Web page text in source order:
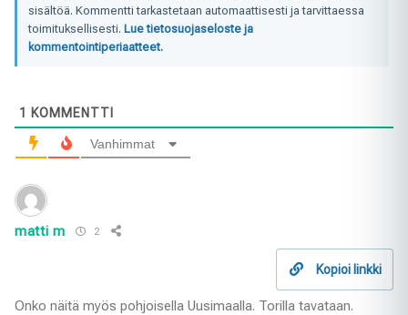
sisältöä. Kommentti tarkastetaan automaattisesti ja tarvittaessa
toimituksellisesti. Lue tietosuojaseloste ja
kommentointiperiaatteet.
1 KOMMENTTI
Vanhimmat
matti m 2
Kopioi linkki
Onko näitä myös pohjoisella Uusimaalla. Torilla tavataan.